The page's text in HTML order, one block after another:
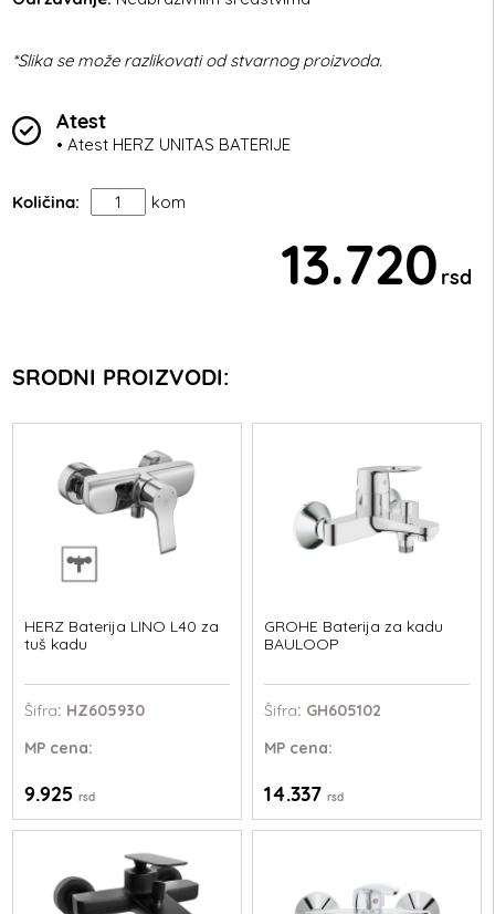
*Slika se može razlikovati od stvarnog proizvoda.
Atest
• Atest HERZ UNITAS BATERIJE
Količina: kom
13.720 rsd
SRODNI PROIZVODI:
HERZ Baterija LINO L40 za
tuš kadu
Šifra: HZ605930
MP cena:
9.925rsd
GROHE Baterija za kadu
BAULOOP
Šifra: GH605102
MPcena:
14.337 rsd